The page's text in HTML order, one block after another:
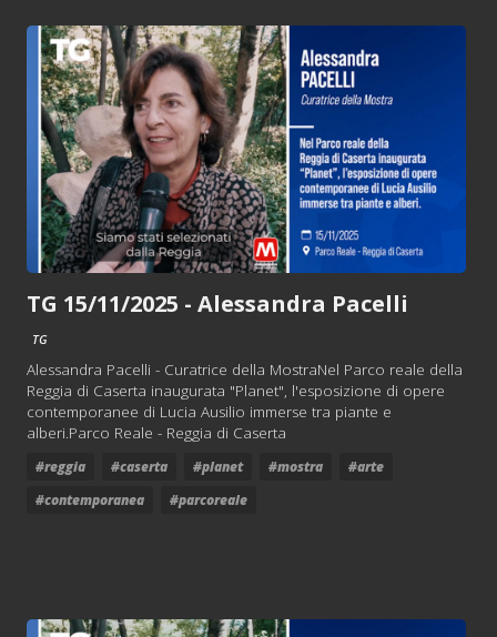
TG 15/11/2025 - Alessandra Pacelli
TG
Alessandra Pacelli - Curatrice della MostraNel Parco reale della
Reggia di Caserta inaugurata "Planet", l'esposizione di opere
contemporanee di Lucia Ausilio immerse tra piante e
alberi.Parco Reale - Reggia di Caserta
#reggia #caserta #planet #mostra
#arte
#contemporanea
#parcoreale